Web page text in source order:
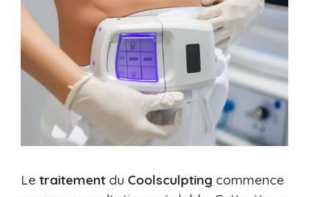
Le traitement du Coolsculpting commence